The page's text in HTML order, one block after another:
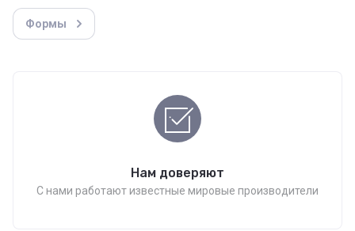
Формы
Нам доверяют
С нами работают известные мировые производители